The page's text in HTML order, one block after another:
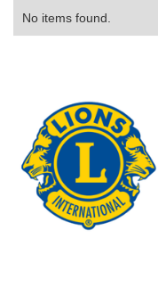
No items found.